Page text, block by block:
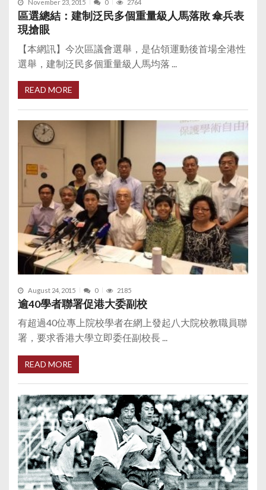
November 23, 2015 0 2764
區選總結：建制泛民多個重量級人馬落敗 傘兵表
現搶眼
【本網訊】今次區議會選舉，是佔領運動後首場全港性
選舉，建制泛民多個重量級人馬均落 ...
READ MORE
August 24, 2015 0 2185
逾40學者聯署促港大委副校
有超過40位專上院校學者在網上發起八大院校教職員聯
署，要求香港大學立即委任副校長 ...
READ MORE